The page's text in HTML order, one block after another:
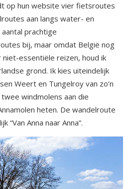
op hun website vier fietsroutes
aan langs water- en
prachtige
bij, maar omdat België nog
essentiële reizen, houd ik
grond. Ik kies uiteindelijk
Weert en Tungelroy van zo’n
windmolens aan die
heten. De wandelroute
“Van Anna naar Anna”.